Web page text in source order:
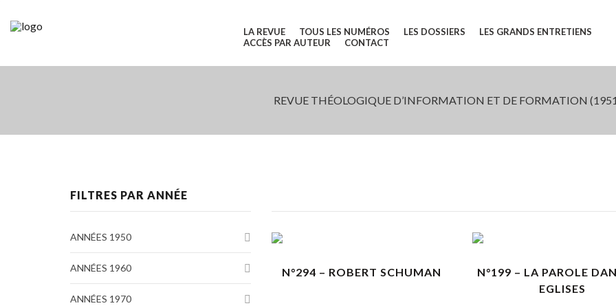
LA REVUE TOUS LES NUMÉROS LES DOSSIERS
LES GRANDS ENTRETIENS
ACCÈS PAR AUTEUR
CONTACT
REVUE THÉOLOGIQUE D’INFORMATION ET DE FORMATION
FILTRES PAR ANNÉE
ANNÉES 1950
ANNÉES 1960
ANNÉES 1970
N°294 – ROBERT SCHUMAN
N°199 – LA PAROLE
EGLISES